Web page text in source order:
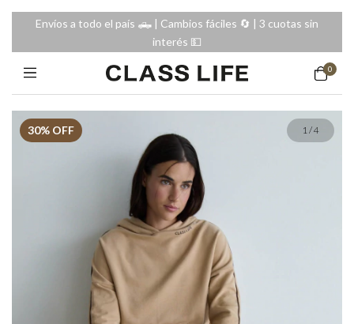
Envíos a todo el país 🛻 | Cambios fáciles 🔄️ | 3 cuotas sin
interés 💵
0
30% OFF 1/4